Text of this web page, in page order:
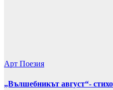
Арт Поезия
„Вълшебникът август“-